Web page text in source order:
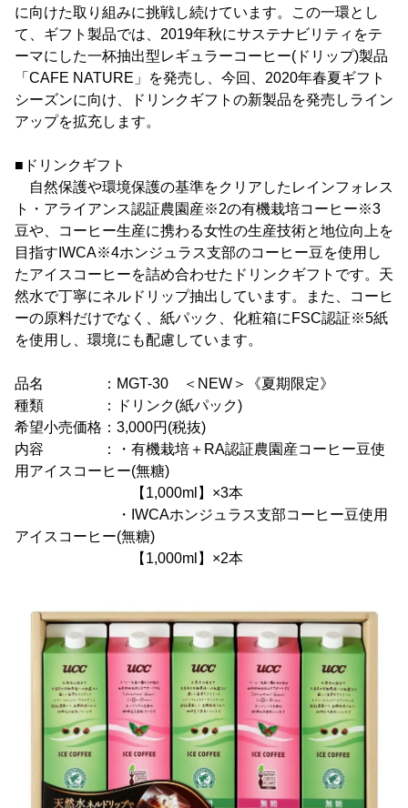
に向けた取り組みに挑戦し続けています。この一環とし
て、ギフト製品では、2019年秋にサステナビリティをテ
ーマにした一杯抽出型レギュラーコーヒー(ドリップ)製品
「CAFE NATURE」を発売し、今回、2020年春夏ギフト
シーズンに向け、ドリンクギフトの新製品を発売しライン
アップを拡充します。
■ドリンクギフト
自然保護や環境保護の基準をクリアしたレインフォレス
ト・アライアンス認証農園産※2の有機栽培コーヒー※3
豆や、コーヒー生産に携わる女性の生産技術と地位向上を
目指すIWCA※4ホンジュラス支部のコーヒー豆を使用し
たアイスコーヒーを詰め合わせたドリンクギフトです。天
然水で丁寧にネルドリップ抽出しています。また、コーヒ
ーの原料だけでなく、紙パック、化粧箱にFSC認証※5紙
を使用し、環境にも配慮しています。
品名 ：MGT-30 ＜NEW＞《夏期限定》
種類 ：ドリンク(紙パック)
希望小売価格：3,000円(税抜)
内容 ：・有機栽培＋RA認証農園産コーヒー豆使
用アイスコーヒー(無糖)
【1,000ml】×3本
・IWCAホンジュラス支部コーヒー豆使用
アイスコーヒー(無糖)
【1,000ml】×2本